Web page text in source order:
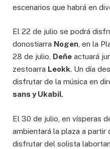
escenarios que habrá en
El 22 de julio se podrá
donostiarra Nogen, en la
28 de julio, Deñe actuará
zestoarra Leokk. Un día
disfrutar de la música en
sans y Ukabil.
El 30 de julio, en vísperas
ambientará la plaza a partir
disfrutar del solista